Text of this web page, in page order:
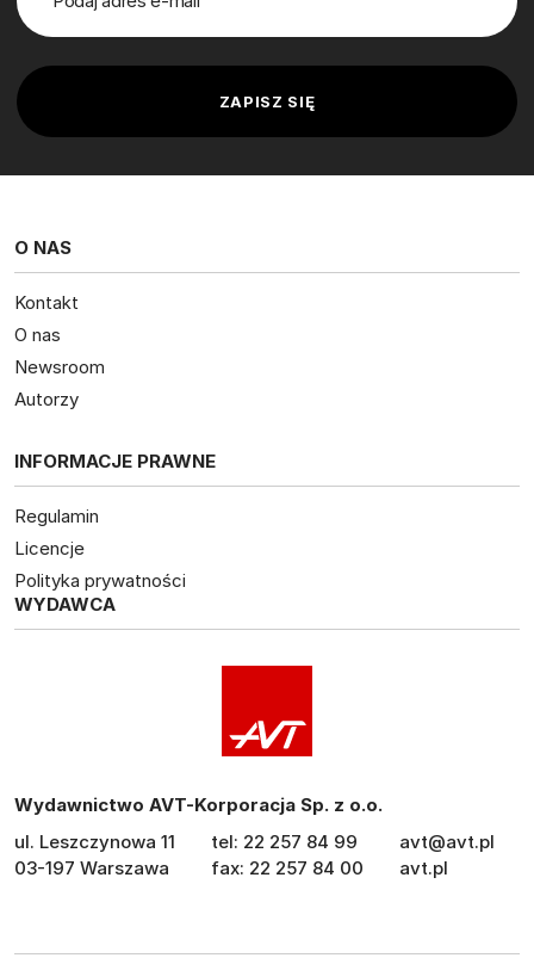
O NAS
Kontakt
O nas
Newsroom
Autorzy
INFORMACJE PRAWNE
Regulamin
Licencje
Polityka prywatności
WYDAWCA
Wydawnictwo AVT-Korporacja Sp. z o.o.
ul. Leszczynowa 11
03-197 Warszawa
tel: 22 257 84 99
fax: 22 257 84 00
avt@avt.pl
avt.pl